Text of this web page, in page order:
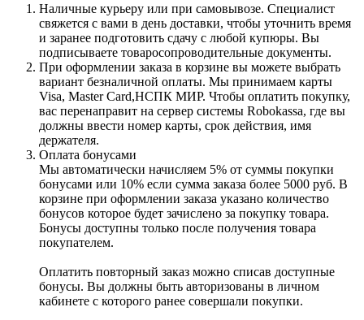
Наличные курьеру или при самовывозе. Специалист
свяжется с вами в день доставки, чтобы уточнить время
и заранее подготовить сдачу с любой купюры. Вы
подписываете товаросопроводительные документы.
При оформлении заказа в корзине вы можете выбрать
вариант безналичной оплаты. Мы принимаем карты
Visa, Master Card,НСПК МИР. Чтобы оплатить покупку,
вас перенаправит на сервер системы Robokassa, где вы
должны ввести номер карты, срок действия, имя
держателя.
Оплата бонусами
Мы автоматически начисляем 5% от суммы покупки
бонусами или 10% если сумма заказа более 5000 руб. В
корзине при оформлении заказа указано количество
бонусов которое будет зачислено за покупку товара.
Бонусы доступны только после получения товара
покупателем.
Оплатить повторный заказ можно списав доступные
бонусы. Вы должны быть авторизованы в личном
кабинете с которого ранее совершали покупки.